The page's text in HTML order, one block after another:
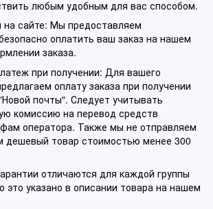
любым удобным для вас способом.
на сайте: Мы предоставляем
оплатить ваш заказ на нашем
заказа.
при получении: Для вашего
оплату заказа при получении
почты". Следует учитывать
комиссию на перевод средств
оператора. Также мы не отправляем
дешевый товар стоимостью менее 300
отличаются для каждой группы
это указано в описании товара на нашем